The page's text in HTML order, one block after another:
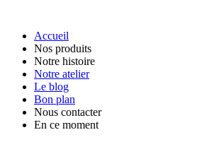
Accueil
Nos produits
Notre histoire
Notre atelier
Le blog
Bon plan
Nous contacter
En ce moment